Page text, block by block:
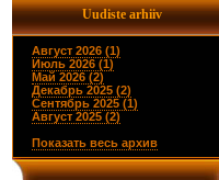
Uudiste arhiiv
Август 2026 (1)
Июль 2026 (1)
Май 2026 (2)
Декабрь 2025 (2)
Сентябрь 2025 (1)
Август 2025 (2)
Показать весь архив